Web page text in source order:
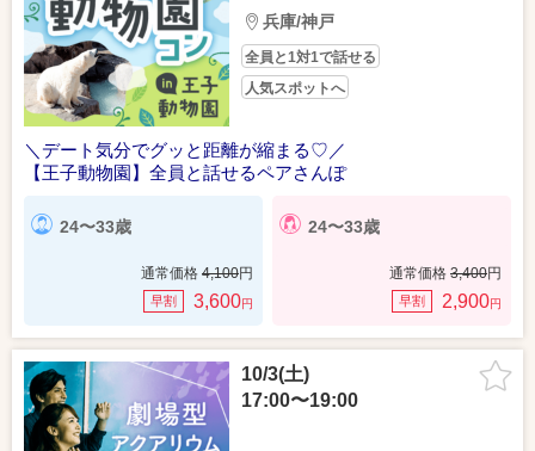
兵庫/神戸
全員と1対1で話せる
人気スポットへ
＼デート気分でグッと距離が縮まる♡／
【王子動物園】全員と話せるペアさんぽ
24〜33歳
通常価格 4,100円
早割 3,600円
24〜33歳
通常価格 3,400円
早割 2,900円
10/3(土)
17:00〜19:00